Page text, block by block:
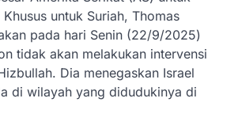
untuk Suriah, Thomas
pada hari Senin (22/9/2025)
tidak akan melakukan intervensi
Dia menegaskan Israel
di wilayah yang didudukinya di